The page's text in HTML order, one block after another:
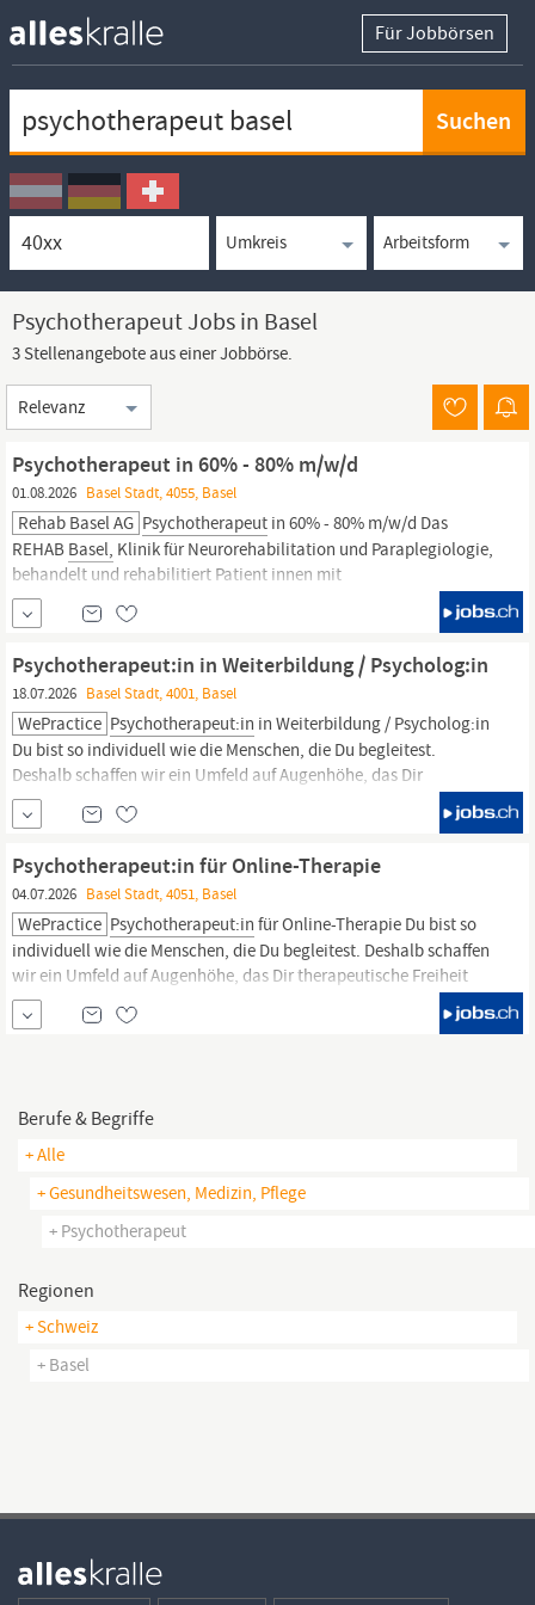
Für Jobbörsen
Ortssuche
Umkreissuche
Arbeitsform
Psychotherapeut Jobs in Basel
3 Stellenangebote aus einer Jobbörse.
Sortierung
Psychotherapeut in 60% - 80% m/w/d
01.08.2026 Basel Stadt, 4055, Basel
Rehab Basel AG Psychotherapeut in 60% - 80% m/w/d Das
REHAB Basel, Klinik für Neurorehabilitation und Paraplegiologie,
behandelt und rehabilitiert Patient innen mit
Querschnittlähmung, Hirnverletzung sowie verwandten
Krankheitsbildern nach Unfall oder Erkrankung. Unser oberstes
Ziel ist es, zusammen mit den uns anvertrauten Menschen, die
grösstmögliche
Psychotherapeut:in in Weiterbildung / Psycholog:in
18.07.2026 Basel Stadt, 4001, Basel
WePractice Psychotherapeut:in in Weiterbildung / Psycholog:in
Du bist so individuell wie die Menschen, die Du begleitest.
Deshalb schaffen wir ein Umfeld auf Augenhöhe, das Dir
therapeutische Freiheit und ein flexibles Arbeitsmodell bietet -
damit Du Dein Berufs- und Privatleben nach Deinen Bedürfnissen
Psychotherapeut:in für Online-Therapie
04.07.2026 Basel Stadt, 4051, Basel
WePractice Psychotherapeut:in für Online-Therapie Du bist so
individuell wie die Menschen, die Du begleitest. Deshalb schaffen
wir ein Umfeld auf Augenhöhe, das Dir therapeutische Freiheit
und ein flexibles Arbeitsmodell bietet - damit Du Dein Berufs- und
Privatleben nach Deinen Bedürfnissen gestalten kannst.
Berufe & Begriffe
+ Alle
+ Gesundheitswesen, Medizin, Pflege
+ Psychotherapeut
Regionen
+ Schweiz
+ Basel